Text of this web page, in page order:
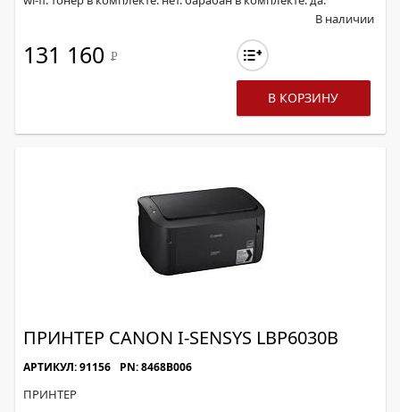
В наличии
131 160 Р
В КОРЗИНУ
ПРИНТЕР CANON I-SENSYS LBP6030B
АРТИКУЛ: 91156 PN: 8468B006
ПРИНТЕР